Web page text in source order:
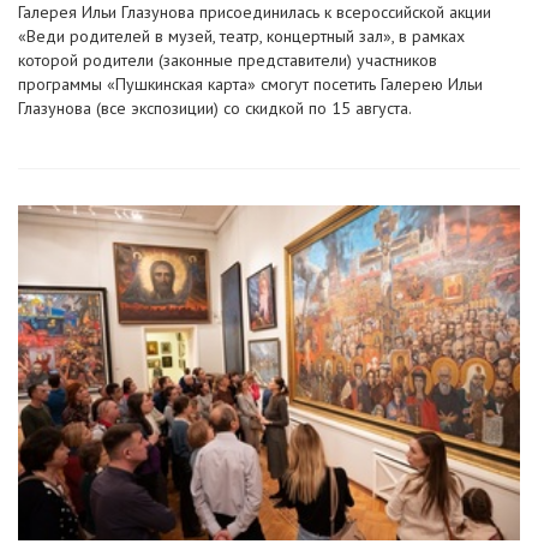
Галерея Ильи Глазунова присоединилась к всероссийской акции
«Веди родителей в музей, театр, концертный зал», в рамках
которой родители (законные представители) участников
программы «Пушкинская карта» смогут посетить Галерею Ильи
Глазунова (все экспозиции) со скидкой по 15 августа.